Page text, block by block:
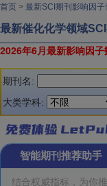
首页 > 最新SCI期刊影响因
最新催化化学领域
2026年6月最新影响因子
期刊名:
大类学科:
智能期刊推荐助手